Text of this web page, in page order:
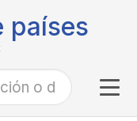
países